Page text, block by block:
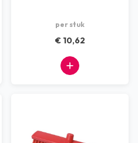
per stuk
€ 10,62